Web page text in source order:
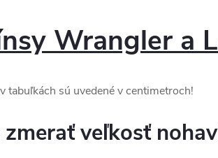
Wrangler a
tabuľkách sú uvedené v centimetroch!
veľkosť